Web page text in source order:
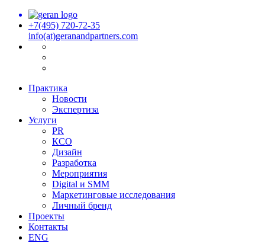
+7(495) 720-72-35
info(at)geranandpartners.com
Практика
Новости
Экспертиза
Услуги
PR
КСО
Дизайн
Разработка
Мероприятия
Digital и SMM
Маркетинговые исследования
Личный бренд
Проекты
Контакты
ENG